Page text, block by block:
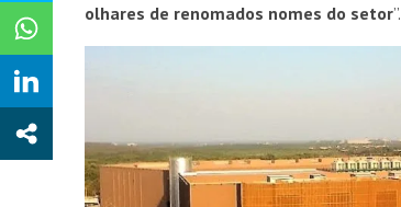
olhares de renomados nomes do setor”.